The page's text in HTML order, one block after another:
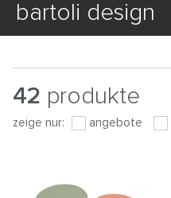
bartoli design
42 produkte
zeige nur: angebote